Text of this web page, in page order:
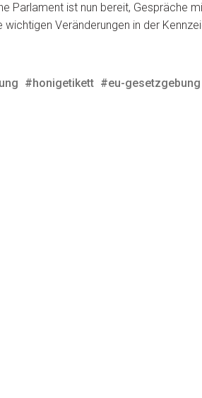
Parlament ist nun bereit, Gespräche
Veränderungen in der
#honigetikett #eu-gesetzgebung